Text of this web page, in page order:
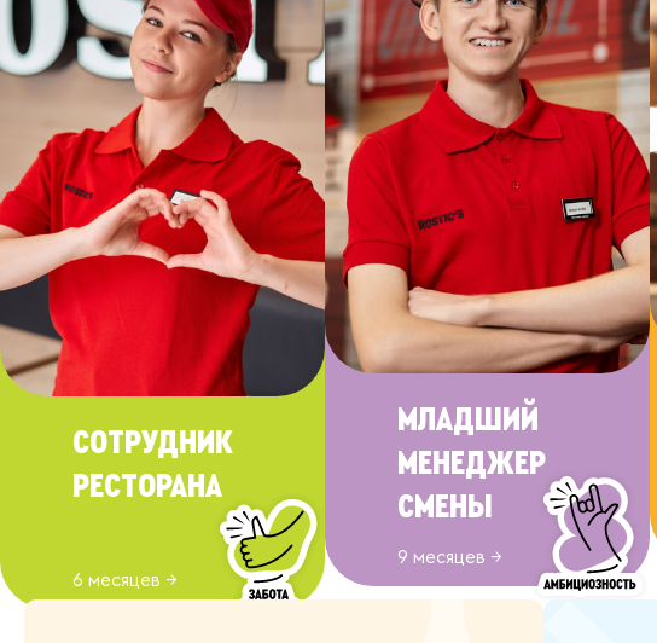
СОТРУДНИК
РЕСТОРАНА
6 месяцев →
МЛАДШИЙ
МЕНЕДЖЕР
СМЕНЫ
9 месяцев →
ЕСТЬ ОТВЕТЫ